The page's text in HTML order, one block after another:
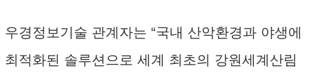
우경정보기술 관계자는 “국내 산악환경과 야생에
최적화된 솔루션으로 세계 최초의 강원세계산림